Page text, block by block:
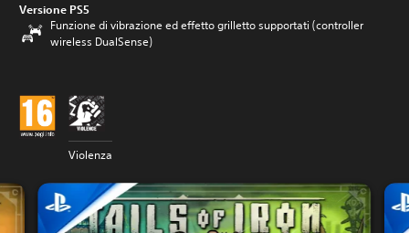
Versione PS5
Funzione di vibrazione ed effetto grilletto supportati (controller
wireless DualSense)
Violenza